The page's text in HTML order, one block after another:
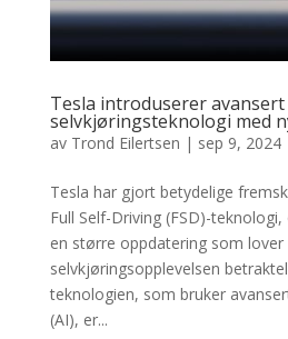
Tesla introduserer avansert
selvkjøringsteknologi med
av Trond Eilertsen | sep 9, 2024
Tesla har gjort betydelige
Full Self-Driving (FSD)-
en større oppdatering som
selvkjøringsopplevelsen
teknologien, som bruker
(AI), er...